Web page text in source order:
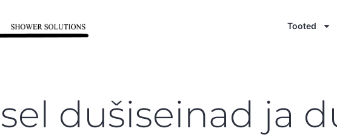
Tooted
dušiseinad ja